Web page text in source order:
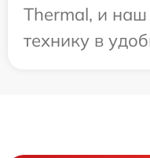
Thermal, и наш
технику в